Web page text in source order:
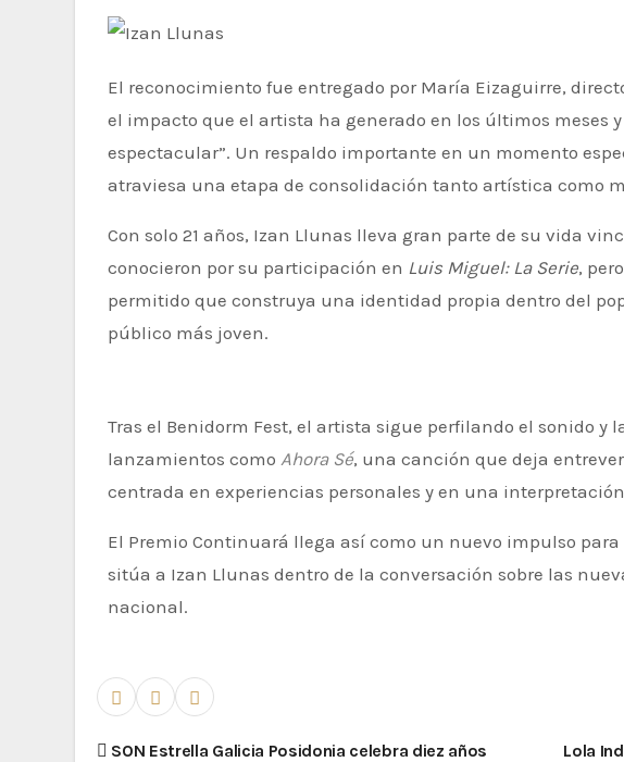
El reconocimiento fue entregado por María Eizaguirre, directora de comunicación de RTVE, quien destacó
el impacto que el artista ha generado en los últimos meses
espectacular”. Un respaldo importante en un momento
atraviesa una etapa de consolidación tanto artística como
Con solo 21 años, Izan Llunas lleva gran parte de su vida
conocieron por su participación en Luis Miguel: La Serie,
permitido que construya una identidad propia dentro del
público más joven.
Tras el Benidorm Fest, el artista sigue perfilando el sonido y la narrativa de esta nueva etapa con
lanzamientos como Ahora Sé, una canción que deja
centrada en experiencias personales y en una
El Premio Continuará llega así como un nuevo impulso
sitúa a Izan Llunas dentro de la conversación sobre las
nacional.
SON Estrella Galicia Posidonia celebra diez años
Lola